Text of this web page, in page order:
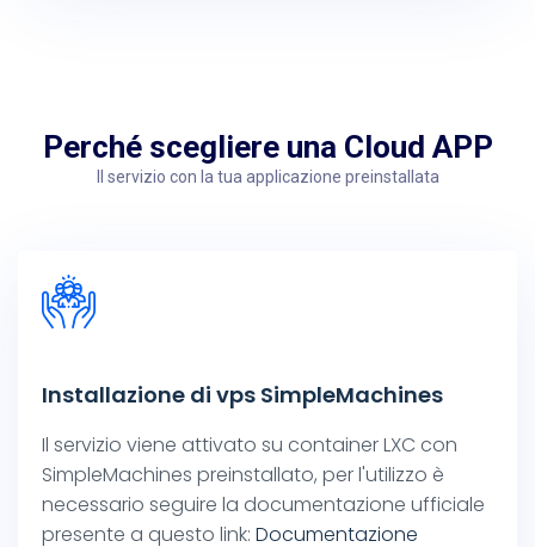
Perché scegliere una Cloud APP
Il servizio con la tua applicazione preinstallata
Installazione di vps SimpleMachines
Il servizio viene attivato su container LXC con
SimpleMachines preinstallato, per l'utilizzo è
necessario seguire la documentazione ufficiale
presente a questo link: Documentazione